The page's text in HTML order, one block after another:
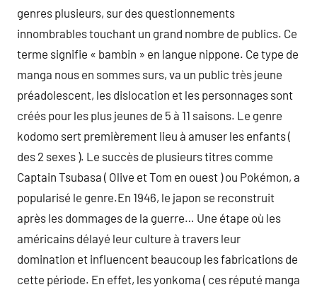
genres plusieurs, sur des questionnements
innombrables touchant un grand nombre de publics. Ce
terme signifie « bambin » en langue nippone. Ce type de
manga nous en sommes surs, va un public très jeune
préadolescent, les dislocation et les personnages sont
créés pour les plus jeunes de 5 à 11 saisons. Le genre
kodomo sert premièrement lieu à amuser les enfants (
des 2 sexes ). Le succès de plusieurs titres comme
Captain Tsubasa ( Olive et Tom en ouest ) ou Pokémon, a
popularisé le genre.En 1946, le japon se reconstruit
après les dommages de la guerre… Une étape où les
américains délayé leur culture à travers leur
domination et influencent beaucoup les fabrications de
cette période. En effet, les yonkoma ( ces réputé manga